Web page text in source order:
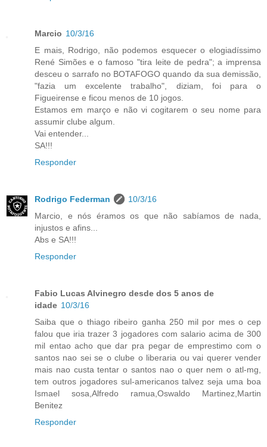
Marcio 10/3/16
E mais, Rodrigo, não podemos esquecer o elogiadíssimo
René Simões e o famoso "tira leite de pedra"; a imprensa
desceu o sarrafo no BOTAFOGO quando da sua demissão,
"fazia um excelente trabalho", diziam, foi para o
Figueirense e ficou menos de 10 jogos.
Estamos em março e não vi cogitarem o seu nome para
assumir clube algum.
Vai entender...
SA!!!
Responder
Rodrigo Federman
10/3/16
Marcio, e nós éramos os que não sabíamos de nada,
injustos e afins...
Abs e SA!!!
Responder
Fabio Lucas Alvinegro desde dos 5 anos de
idade 10/3/16
Saiba que o thiago ribeiro ganha 250 mil por mes o cep
falou que iria trazer 3 jogadores com salario acima de 300
mil entao acho que dar pra pegar de emprestimo com o
santos nao sei se o clube o liberaria ou vai querer vender
mais nao custa tentar o santos nao o quer nem o atl-mg,
tem outros jogadores sul-americanos talvez seja uma boa
Ismael sosa,Alfredo ramua,Oswaldo Martinez,Martin
Benitez
Responder